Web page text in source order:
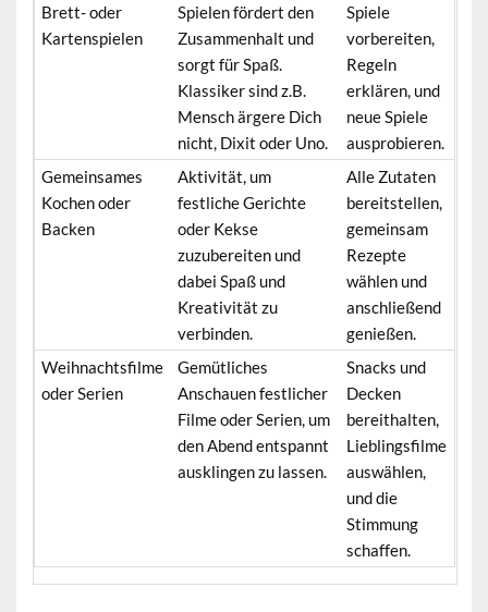
Brett- oder
Kartenspielen
Spielen fördert den
Zusammenhalt und
sorgt für Spaß.
Klassiker sind z.B.
Mensch ärgere Dich
nicht, Dixit oder Uno.
Spiele
vorbereiten,
Regeln
erklären, und
neue Spiele
ausprobieren.
Gemeinsames
Kochen oder
Backen
Aktivität, um
festliche Gerichte
oder Kekse
zuzubereiten und
dabei Spaß und
Kreativität zu
verbinden.
Alle Zutaten
bereitstellen,
gemeinsam
Rezepte
wählen und
anschließend
genießen.
Weihnachtsfilme
oder Serien
Gemütliches
Anschauen festlicher
Filme oder Serien, um
den Abend entspannt
ausklingen zu lassen.
Snacks und
Decken
bereithalten,
Lieblingsfilme
auswählen,
und die
Stimmung
schaffen.